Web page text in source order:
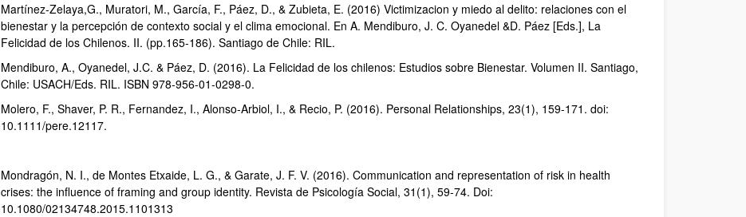
Martínez-Zelaya,G., Muratori, M., García, F., Páez, D., & Zubieta, E. (2016) Victimizacion y miedo al delito: relaciones con el
bienestar y la percepción de contexto social y el clima emocional. En A. Mendiburo, J. C. Oyanedel &D. Páez [Eds.], La
Felicidad de los Chilenos. II. (pp.165-186). Santiago de Chile: RIL.
Mendiburo, A., Oyanedel, J.C. & Páez, D. (2016). La Felicidad de los chilenos: Estudios sobre Bienestar. Volumen II. Santiago,
Chile: USACH/Eds. RIL. ISBN 978-956-01-0298-0.
Molero, F., Shaver, P. R., Fernandez, I., Alonso‐Arbiol, I., & Recio, P. (2016). Personal Relationships, 23(1), 159-171. doi:
10.1111/pere.12117.
Mondragón, N. I., de Montes Etxaide, L. G., & Garate, J. F. V. (2016). Communication and representation of risk in health
crises: the influence of framing and group identity. Revista de Psicología Social, 31(1), 59-74. Doi:
10.1080/02134748.2015.1101313